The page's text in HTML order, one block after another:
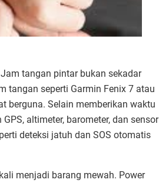
tangan pintar bukan sekadar
tangan seperti Garmin Fenix 7 atau
berguna. Selain memberikan waktu
altimeter, barometer, dan sensor
deteksi jatuh dan SOS otomatis
menjadi barang mewah. Power